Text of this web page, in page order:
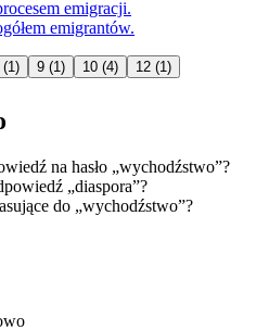
emigracji.
emigrantów.
(1) 9 (1) 10 (4) 12 (1)
na hasło „wychodźstwo”?
„diaspora”?
do „wychodźstwo”?